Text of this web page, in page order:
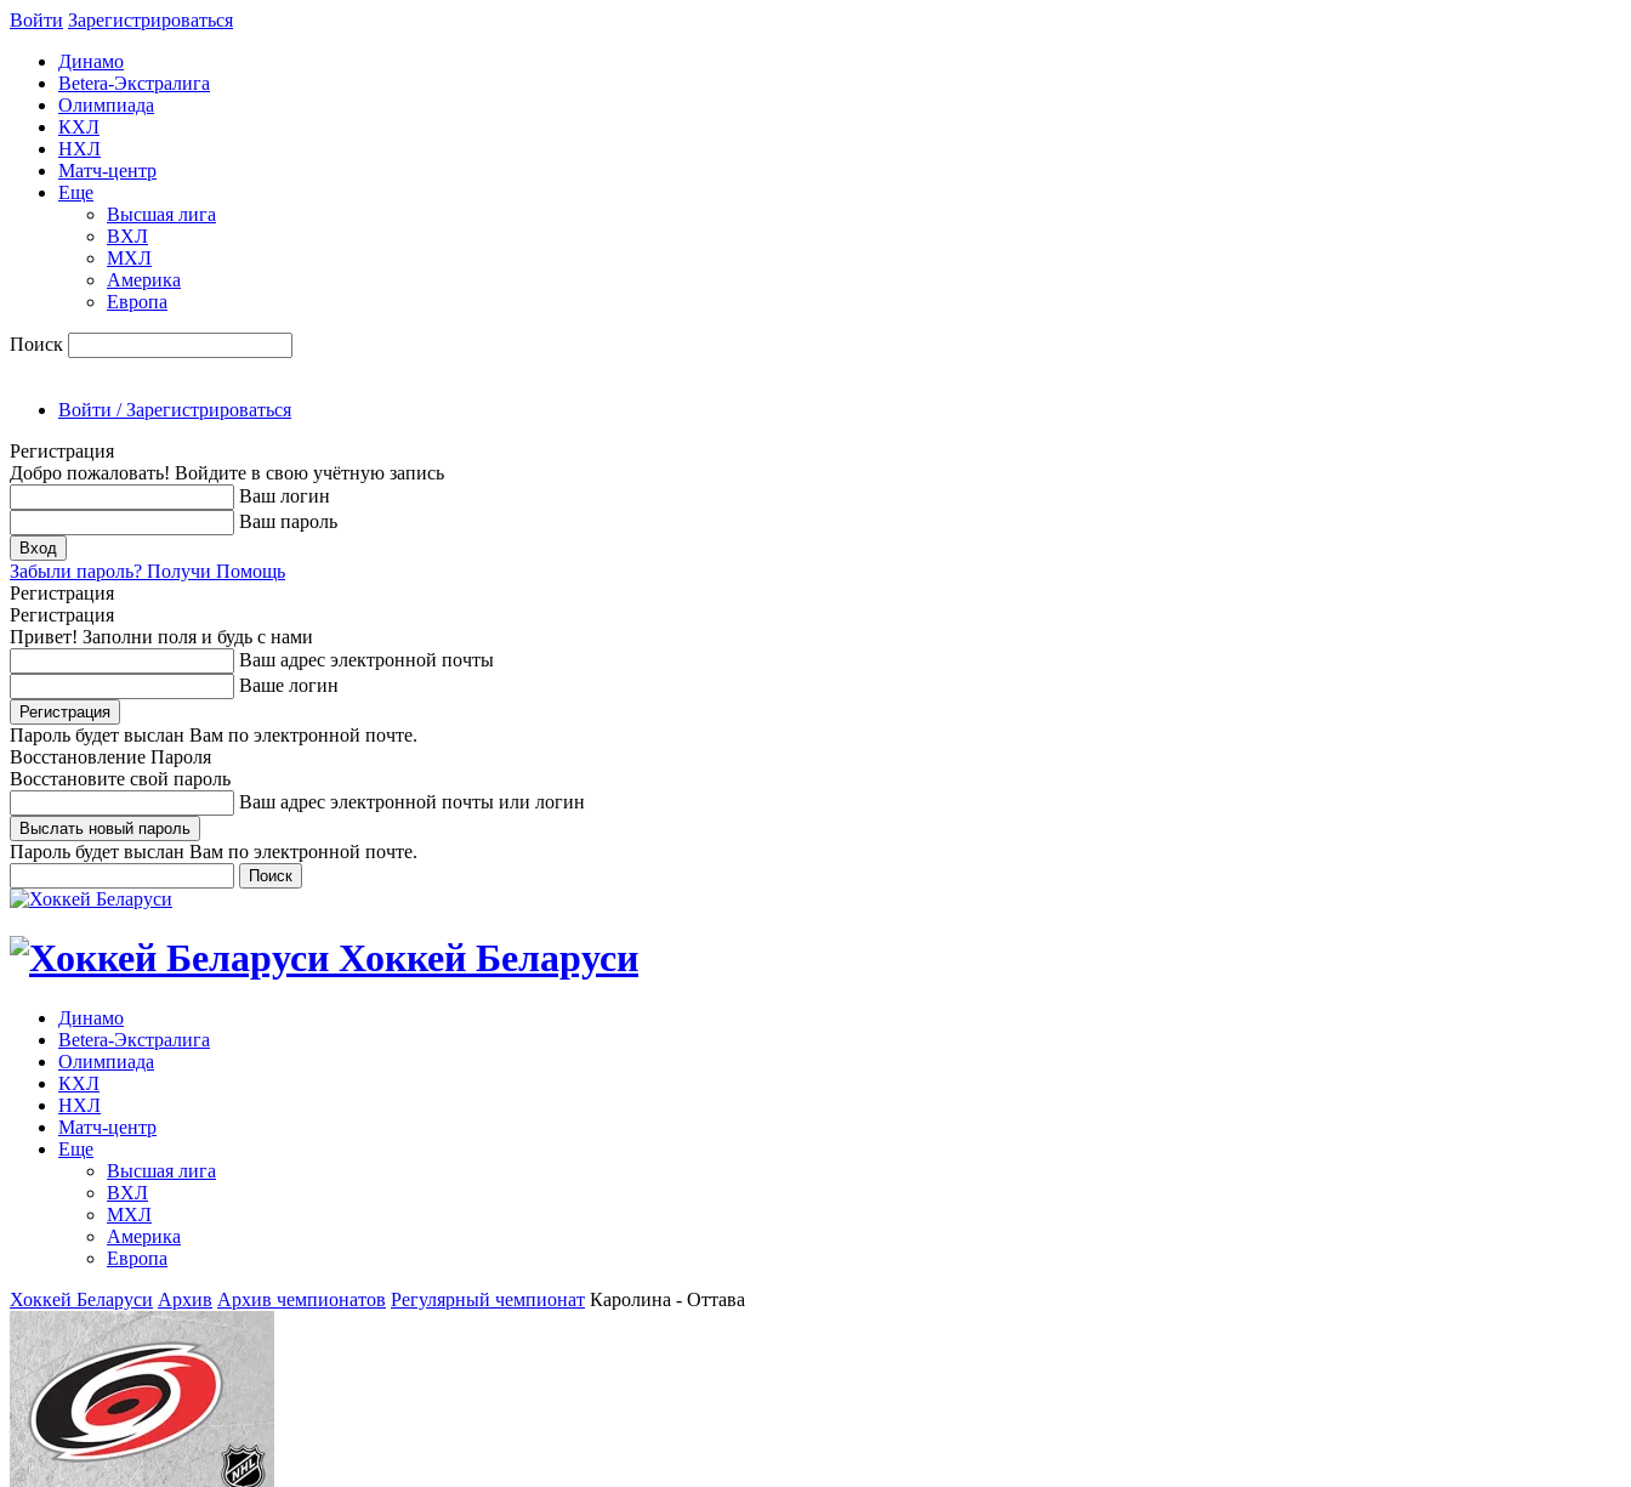
Войти Зарегиcтрироваться
Динамо
Betera-Экстралига
Олимпиада
КХЛ
НХЛ
Матч-центр
Еще
Высшая лига
ВХЛ
МХЛ
Америка
Европа
Поиск
Войти / Зарегистрироваться
Регистрация
Добро пожаловать! Войдите в свою учётную запись
Ваш логин
Ваш пароль
Забыли пароль? Получи Помощь
Регистрация
Регистрация
Привет! Заполни поля и будь с нами
Ваш адрес электронной почты
Ваше логин
Пароль будет выслан Вам по электронной почте.
Восстановление Пароля
Восстановите свой пароль
Ваш адрес электронной почты или логин
Пароль будет выслан Вам по электронной почте.
Хоккей Беларуси
Динамо
Betera-Экстралига
Олимпиада
КХЛ
НХЛ
Матч-центр
Еще
Высшая лига
ВХЛ
МХЛ
Америка
Европа
Хоккей Беларуси Архив Архив чемпионатов Регулярный чемпионат Каролина - Оттава